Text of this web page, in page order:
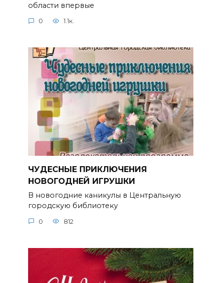
области впервые
0 1.1к.
ЧУДЕСНЫЕ ПРИКЛЮЧЕНИЯ
НОВОГОДНЕЙ ИГРУШКИ
В новогодние каникулы в Центральную
городскую библиотеку
0 812